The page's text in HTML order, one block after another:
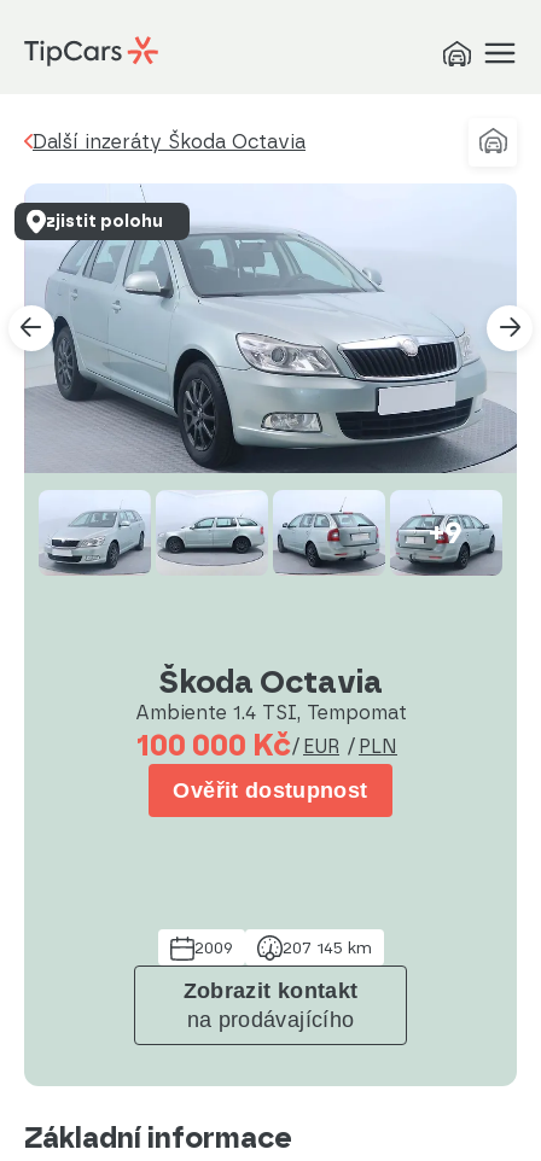
Další inzeráty Škoda Octavia
+9
Škoda Octavia
Ambiente 1.4 TSI, Tempomat
100 000 Kč/ EUR / PLN
Ověřit dostupnost
2009 207 145 km
Zobrazit kontakt
na prodávajícího
zjistit polohu
Základní informace